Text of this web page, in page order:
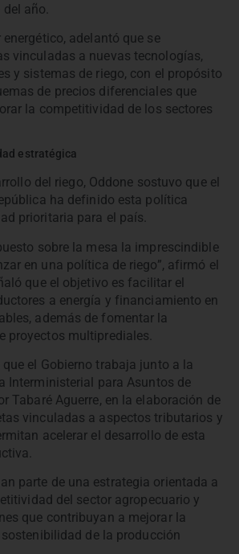
año.
energético, adelantó que se
vinculadas a nuevas tecnologías,
y sistemas de riego, con el propósito
de precios diferenciales que
la competitividad de los sectores
estratégica
del riego, Oddone sostuvo que el
ha definido esta política
prioritaria para el país.
sobre la mesa la imprescindible
en una política de riego”, afirmó el
que el objetivo es facilitar el
a energía y financiamiento en
además de fomentar la
proyectos multiprediales.
el Gobierno trabaja junto a la
Interministerial para Asuntos de
Tabaré Aguerre, en la elaboración de
vinculadas a aspectos tributarios y
acelerar el desarrollo de esta
parte de una estrategia orientada a
del sector agropecuario y
que contribuyan a mejorar la
de la producción